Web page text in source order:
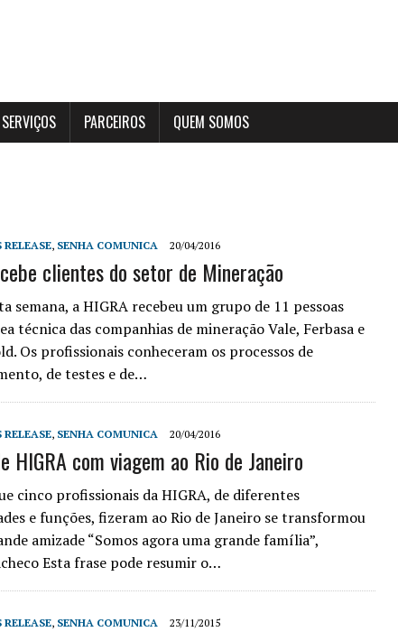
PARCEIROS QUEM SOMOS
RELEASE, SENHA COMUNICA 20/04/2016
clientes do setor de Mineração
semana, a HIGRA recebeu um grupo de 11 pessoas
técnica das companhias de mineração Vale, Ferbasa e
Os profissionais conheceram os processos de
de testes e de…
RELEASE, SENHA COMUNICA 20/04/2016
HIGRA com viagem ao Rio de Janeiro
cinco profissionais da HIGRA, de diferentes
e funções, fizeram ao Rio de Janeiro se transformou
amizade “Somos agora uma grande família”,
Esta frase pode resumir o…
RELEASE, SENHA COMUNICA 23/11/2015